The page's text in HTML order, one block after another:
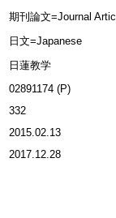
期刊論文=Journal
日文=Japanese
日蓮教学
02891174 (P)
332
2015.02.13
2017.12.28